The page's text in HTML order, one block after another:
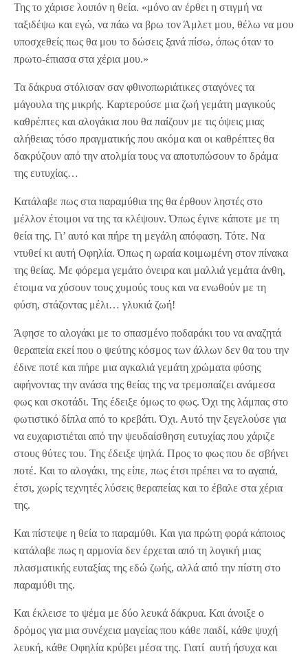
Της το χάρισε λοιπόν η θεία. «μόνο αν έρθει η στιγμή να
ταξιδέψω και εγώ, να πάω να βρω τον Άμλετ μου, θέλω να μου
υποσχεθείς πως θα μου το δώσεις ξανά πίσω, όπως όταν το
πρωτο-έπιασα στα χέρια μου.»
Τα δάκρυα στόλισαν σαν φθινοπωριάτικες σταγόνες τα
μάγουλα της μικρής. Καρτερούσε μια ζωή γεμάτη μαγικούς
καθρέπτες και αλογάκια που θα παίζουν με τις όψεις μιας
αλήθειας τόσο πραγματικής που ακόμα και οι καθρέπτες θα
δακρύζουν από την ατολμία τους να αποτυπώσουν το δράμα
της ευτυχίας…
Κατάλαβε πως στα παραμύθια της θα έρθουν ληστές στο
μέλλον έτοιμοι να της τα κλέψουν. Όπως έγινε κάποτε με τη
θεία της. Γι’ αυτό και πήρε τη μεγάλη απόφαση. Τότε. Να
ντυθεί κι αυτή Οφηλία. Όπως η ωραία κοιμωμένη στον πίνακα
της θείας. Με φόρεμα γεμάτο όνειρα και μαλλιά γεμάτα άνθη,
έτοιμα να χύσουν τους χυμούς τους και να ενωθούν με τη
φύση, στάζοντας μέλι… γλυκιά ζωή!
Άφησε το αλογάκι με το σπασμένο ποδαράκι του να αναζητά
θεραπεία εκεί που ο ψεύτης κόσμος των άλλων δεν θα του την
έδινε ποτέ και πήρε μια αγκαλιά γεμάτη χρώματα φύσης
αφήνοντας την ανάσα της θείας της να τρεμοπαίζει ανάμεσα
φως και σκοτάδι. Της έδειξε όμως το φως. Όχι της λάμπας στο
φωτιστικό δίπλα από το κρεβάτι. Όχι. Αυτό την ξεγελούσε για
να ευχαριστιέται από την ψευδαίσθηση ευτυχίας που χάριζε
στους θύτες του. Της έδειξε ψηλά. Προς το φως που δε σβήνει
ποτέ. Και το αλογάκι, της είπε, πως έτσι πρέπει να το αγαπά,
έτσι, χωρίς τεχνητές λύσεις θεραπείας και το έβαλε στα χέρια
της.
Και πίστεψε η θεία το παραμύθι. Και για πρώτη φορά κάποιος
κατάλαβε πως η αρμονία δεν έρχεται από τη λογική μιας
πλασματικής ευταξίας της εδώ ζωής, αλλά από την πίστη στο
παραμύθι της.
Και έκλεισε το ψέμα με δύο λευκά δάκρυα. Και άνοιξε ο
δρόμος για μια συνέχεια μαγείας που κάθε παιδί, κάθε ψυχή
λευκή, κάθε Οφηλία κρύβει μέσα της. Γιατί αυτή ήσυχα και